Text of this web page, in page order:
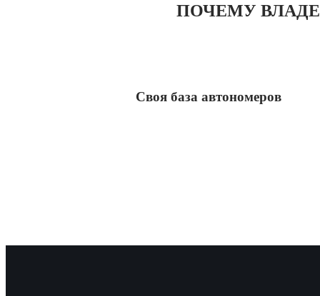
ПОЧЕМУ
Своя база автономеров